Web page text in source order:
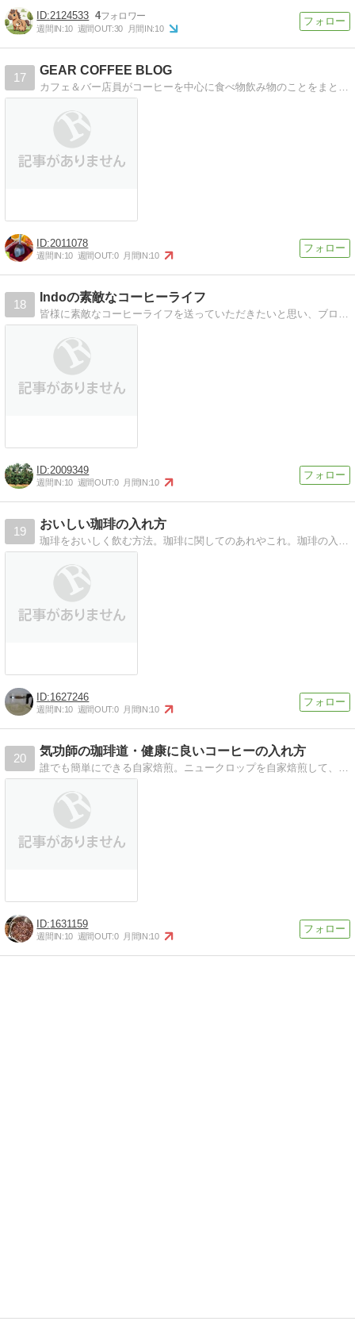
2124533 4
週間IN:10 週間OUT:30 月間IN:10
17
GEAR COFFEE BLOG
カフェ＆バー店員がコーヒーを中心に食べ物飲み物のことをまとめるブログ
2011078
週間IN:10 週間OUT:0 月間IN:10
18
Indoの素敵なコーヒーライフ
皆様に素敵なコーヒーライフを送っていただきたいと思い、ブログにいろいろ書き綴っていきます。
2009349
週間IN:10 週間OUT:0 月間IN:10
19
おいしい珈琲の入れ方
珈琲をおいしく飲む方法。珈琲に関してのあれやこれ。珈琲の入れ方など、自分用のメモと記録。
1627246
週間IN:10 週間OUT:0 月間IN:10
20
気功師の珈琲道・健康に良いコーヒーの入れ方
誰でも簡単にできる自家焙煎。ニュークロップを自家焙煎して、胸焼け、吐き気、めまいなどのないコーヒーを飲む。
1631159
週間IN:10 週間OUT:0 月間IN:10